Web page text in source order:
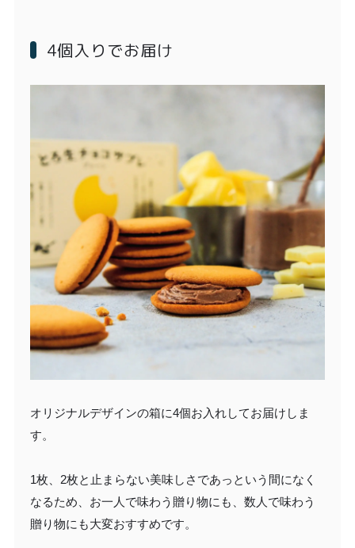
4個入りでお届け
オリジナルデザインの箱に4個お入れしてお届けしま
す。
1枚、2枚と止まらない美味しさであっという間になく
なるため、お一人で味わう贈り物にも、数人で味わう
贈り物にも大変おすすめです。